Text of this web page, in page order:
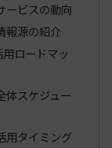
ービスの動向
報源の紹介
ロードマッ
体スケジュー
用タイミング